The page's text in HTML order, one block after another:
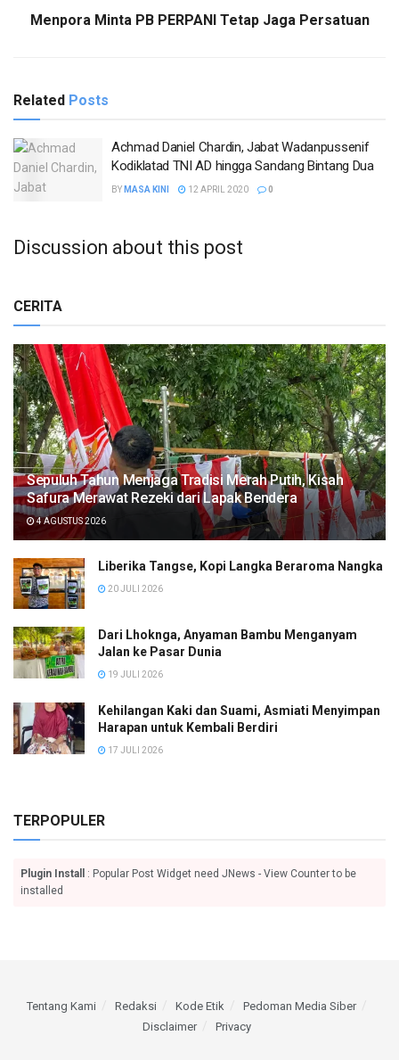
Menpora Minta PB PERPANI Tetap Jaga Persatuan
Related Posts
Achmad Daniel Chardin, Jabat Wadanpussenif
Kodiklatad TNI AD hingga Sandang Bintang Dua
BY MASA KINI 12 APRIL 2020 0
Discussion about this post
CERITA
Sepuluh Tahun Menjaga Tradisi Merah Putih, Kisah
Safura Merawat Rezeki dari Lapak Bendera
4 AGUSTUS 2026
Liberika Tangse, Kopi Langka Beraroma Nangka
20 JULI 2026
Dari Lhoknga, Anyaman Bambu Menganyam
Jalan ke Pasar Dunia
19 JULI 2026
Kehilangan Kaki dan Suami, Asmiati Menyimpan
Harapan untuk Kembali Berdiri
17 JULI 2026
TERPOPULER
Plugin Install
: Popular Post Widget need JNews - View Counter to be
installed
Tentang Kami Redaksi Kode Etik
Pedoman Media Siber
Disclaimer
Privacy